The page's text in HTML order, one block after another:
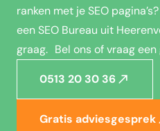
ranken met je SEO
een SEO Bureau uit
graag. Bel ons of vraag
0513 20 30 36
Gratis adviesgesprek